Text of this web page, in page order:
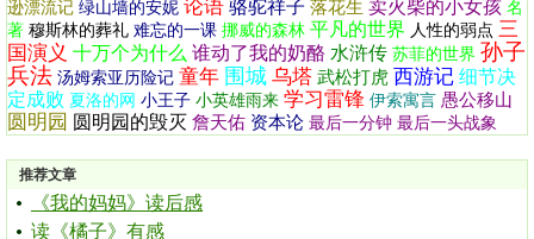
逊漂流记 绿山墙的安妮 论语 骆驼祥子 落花生 卖火柴的小女孩 名
著 穆斯林的葬礼 难忘的一课 挪威的森林 平凡的世界 人性的弱点 三
国演义 十万个为什么 谁动了我的奶酪 水浒传 苏菲的世界 孙子
兵法 汤姆索亚历险记 童年 围城 乌塔 武松打虎 西游记 细节决
定成败 夏洛的网 小王子 小英雄雨来 学习雷锋 伊索寓言 愚公移山
圆明园 圆明园的毁灭 詹天佑 资本论 最后一分钟 最后一头战象
推荐文章
《我的妈妈》读后感
读《橘子》有感